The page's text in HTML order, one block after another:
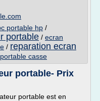
portable hp /
portable / ecran
/ reparation ecran
casse
portable- Prix
portable est en